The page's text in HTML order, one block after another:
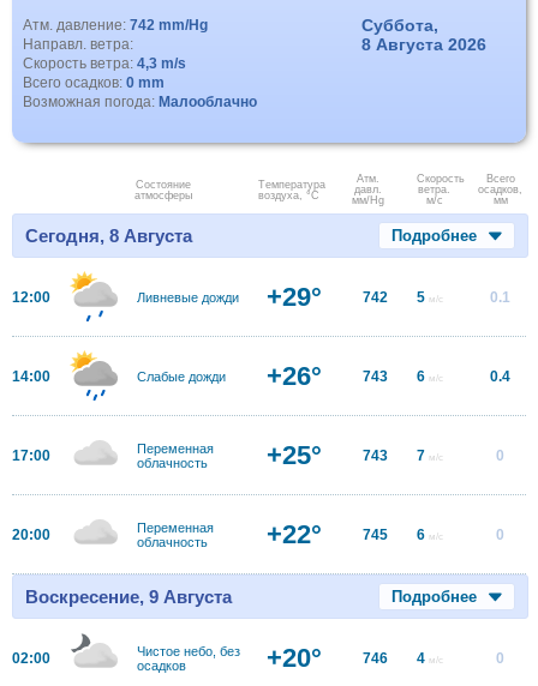
Атм. давление: 742 mm/Hg
Направл. ветра:
Скорость ветра: 4,3 m/s
Всего осадков: 0 mm
Возможная погода: Малооблачно
Суббота,
8 Августа 2026
Состояние
атмосферы
Температура
воздуха, °C
Атм.
давл.
мм/Hg
Скорость
ветра.
м/с
Всего
осадков,
мм
Сегодня, 8 Августа Подробнее
12:00 Ливневые дожди +29° 742 5 м/с 0.1
14:00 Слабые дожди +26° 743 6 м/с 0.4
17:00
Переменная
облачность
+25° 743 7 м/с 0
20:00
Переменная
облачность
+22° 745 6 м/с 0
Воскресение, 9 Августа Подробнее
02:00
Чистое небо, без
осадков
+20° 746 4 м/с 0